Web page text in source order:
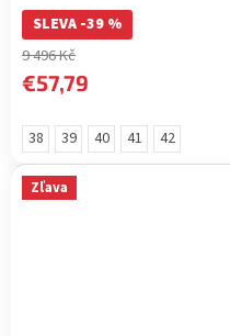
SLEVA -39 %
9 496 Kč
€57,79
38 39 40 41 42
Zľava